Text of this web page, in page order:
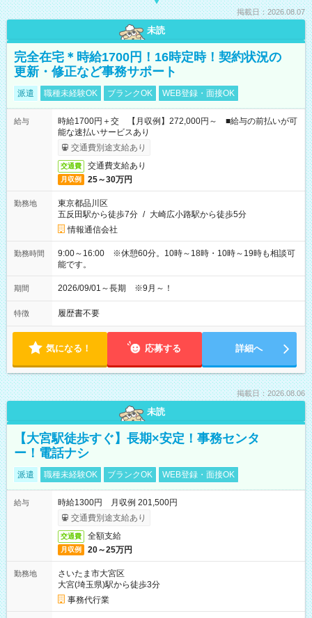
掲載日：2026.08.07
未読
完全在宅＊時給1700円！16時定時！契約状況の
更新・修正など事務サポート
派遣 職種未経験OK ブランクOK WEB登録・面接OK
給与
時給1700円＋交 【月収例】272,000円～ ■給与の前払いが可
能な速払いサービスあり
交通費別途支給あり
交通費 交通費支給あり
月収例 25～30万円
勤務地
東京都品川区
五反田駅から徒歩7分 / 大崎広小路駅から徒歩5分
情報通信会社
勤務時間
9:00～16:00 ※休憩60分。10時～18時・10時～19時も相談可
能です。
期間 2026/09/01～長期 ※9月～！
特徴 履歴書不要
気になる！ 応募する 詳細へ
掲載日：2026.08.06
未読
【大宮駅徒歩すぐ】長期×安定！事務センタ
ー！電話ナシ
派遣 職種未経験OK ブランクOK WEB登録・面接OK
給与
時給1300円 月収例 201,500円
交通費別途支給あり
交通費 全額支給
月収例 20～25万円
勤務地
さいたま市大宮区
大宮(埼玉県)駅から徒歩3分
事務代行業